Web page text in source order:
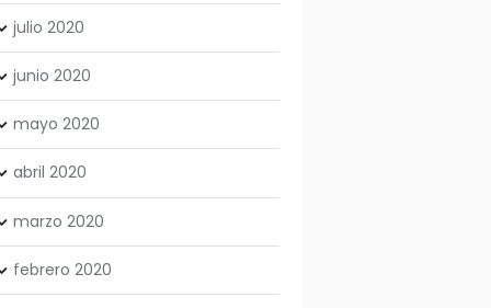
julio2020
junio2020
mayo2020
abril2020
marzo2020
febrero2020